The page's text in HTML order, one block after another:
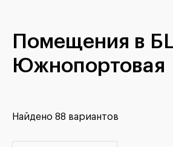
Помещения в
Южнопортовая
Найдено 88 вариантов